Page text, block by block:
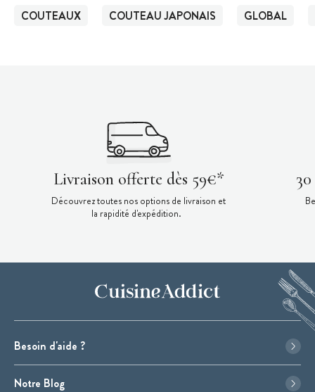
COUTEAUX COUTEAU JAPONAIS GLOBAL
Livraison offerte dès 59€*
Découvrez toutes nos options de livraison et
la rapidité d'expédition.
Besoin d'aide ?
Notre Blog